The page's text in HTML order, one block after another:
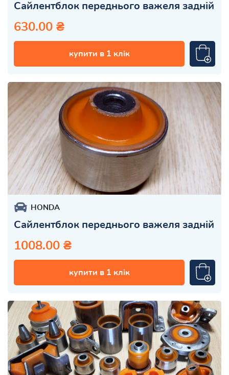
Сайлентблок переднього важеля задній
630.00 ₴
купити в 1 клік
HONDA
Сайлентблок переднього важеля задній
1008.00 ₴
купити в 1 клік